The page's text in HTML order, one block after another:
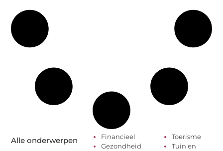
Alle onderwerpen
Financieel
Gezondheid
Toerisme
Tuin en